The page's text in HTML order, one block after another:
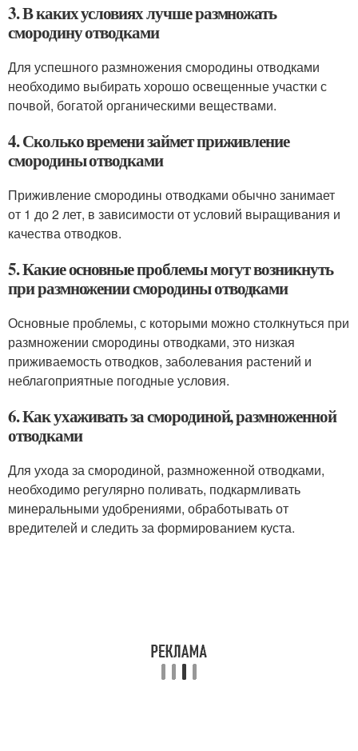
3. В каких условиях лучше размножать
смородину отводками
Для успешного размножения смородины отводками
необходимо выбирать хорошо освещенные участки с
почвой, богатой органическими веществами.
4. Сколько времени займет приживление
смородины отводками
Приживление смородины отводками обычно занимает
от 1 до 2 лет, в зависимости от условий выращивания и
качества отводков.
5. Какие основные проблемы могут возникнуть
при размножении смородины отводками
Основные проблемы, с которыми можно столкнуться при
размножении смородины отводками, это низкая
приживаемость отводков, заболевания растений и
неблагоприятные погодные условия.
6. Как ухаживать за смородиной, размноженной
отводками
Для ухода за смородиной, размноженной отводками,
необходимо регулярно поливать, подкармливать
минеральными удобрениями, обработывать от
вредителей и следить за формированием куста.